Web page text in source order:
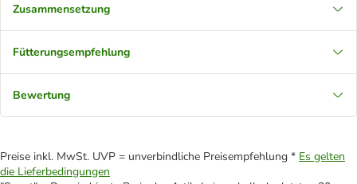
Zusammensetzung
Fütterungsempfehlung
Bewertung
Preise inkl. MwSt. UVP = unverbindliche Preisempfehlung * Es gelten
die Lieferbedingungen